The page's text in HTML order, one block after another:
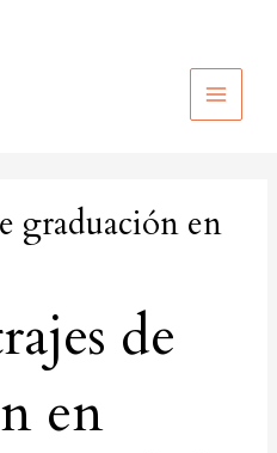
MAIN
graduación en
de
en